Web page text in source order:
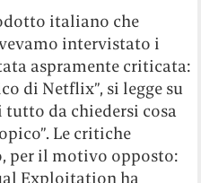
italiano che
intervistato i
aspramente criticata:
di Netflix”, si legge su
tutto da chiedersi cosa
Le critiche
per il motivo opposto:
Exploitation ha